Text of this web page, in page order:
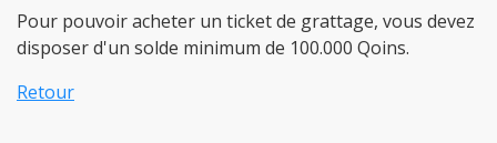
Pour pouvoir acheter un ticket de grattage, vous devez
disposer d'un solde minimum de 100.000 Qoins.
Retour